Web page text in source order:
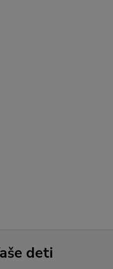
deti